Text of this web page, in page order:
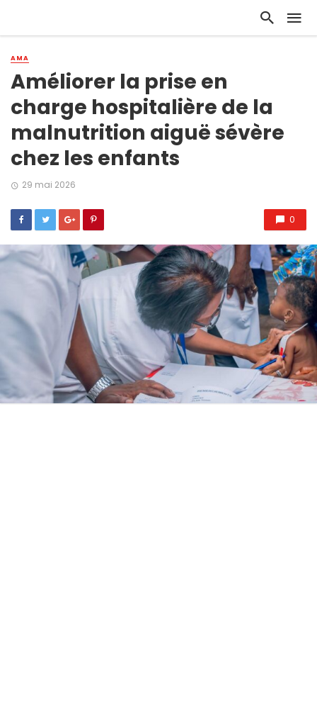
AMA
Améliorer la prise en
charge hospitalière de la
malnutrition aiguë sévère
chez les enfants
29 mai 2026
0